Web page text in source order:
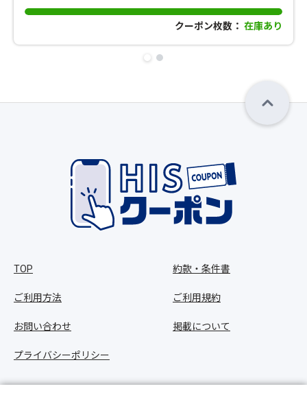
クーポン枚数： 在庫あり
TOP
ご利用方法
お問い合わせ
プライバシーポリシー
約款・条件書
ご利用規約
掲載について